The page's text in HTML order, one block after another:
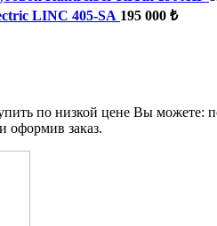
LINC 405-SA 195 000 ₺
по низкой цене Вы можете:
оформив заказ.